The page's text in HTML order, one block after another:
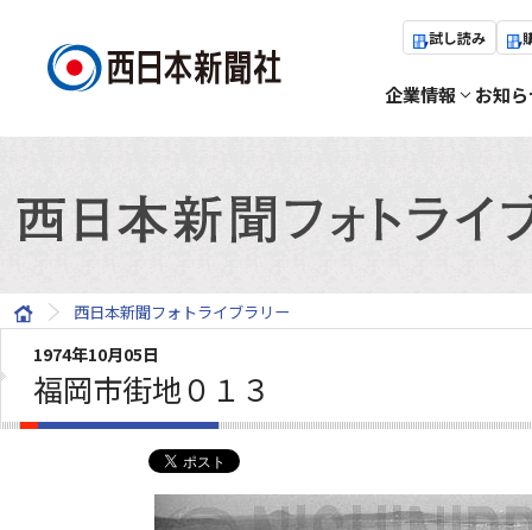
試し読み
企業情報 お知
西日本新聞フォトライブラリー
1974年10月05日
福岡市街地０１３